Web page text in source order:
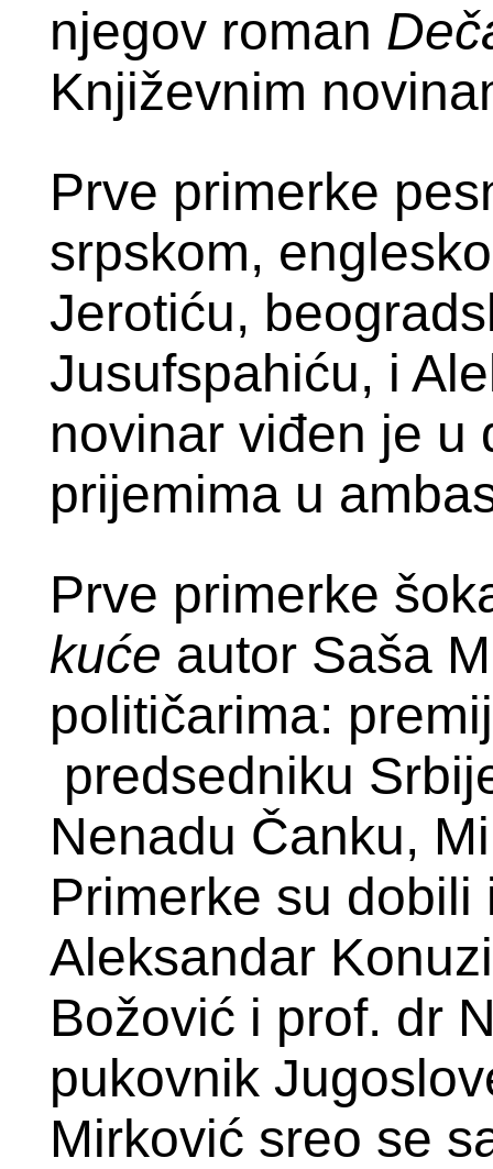
njegov roman
Književnim
Prve primerke
srpskom,
Jerotiću,
Jusufspahiću, i
novinar viđen je u
prijemima u
Prve primerke
kuće autor Saša
političarima:
predsedniku
Nenadu Čanku,
Primerke su
Aleksandar
Božović i prof. dr
pukovnik
Mirković sreo se